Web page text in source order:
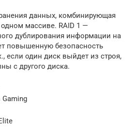
данных, комбинирующая
массиве. RAID 1 —
дублирования информации на
повышенную безопасность
если один диск выйдет из строя,
с другого диска.
Gaming